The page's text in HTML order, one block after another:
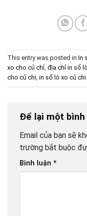
This entry was posted in In
xo cho củ chỉ, địa chỉ in sổ
cho củ chi, in sổ lò xo củ
Để lại một bình
Email của bạn sẽ
trường bắt buộc
Bình luận *